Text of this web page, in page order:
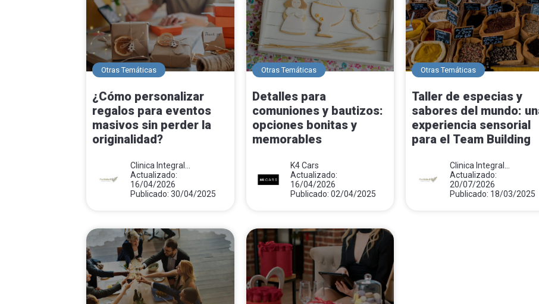
Otras Temáticas
¿Cómo personalizar
regalos para eventos
masivos sin perder la
originalidad?
Clinica Integral
Monsalud
Actualizado:
16/04/2026
Publicado: 30/04/2025
Otras Temáticas
Detalles para
comuniones y bautizos:
opciones bonitas y
memorables
K4 Cars
Actualizado:
16/04/2026
Publicado: 02/04/2025
Otras Temáticas
Taller de especias y
sabores del mundo:
experiencia sensorial
para el Team Building
Clinica Integral
Monsalud
Actualizado:
20/07/2026
Publicado: 18/03/2025